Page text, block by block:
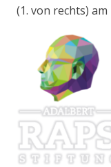
(1. von rechts)